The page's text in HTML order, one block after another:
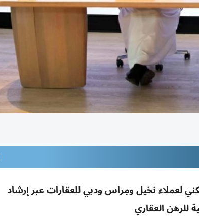
لعملاء نخيل ومِراس ودبي للعقارات عبر إرشاد
للرهن العقاري